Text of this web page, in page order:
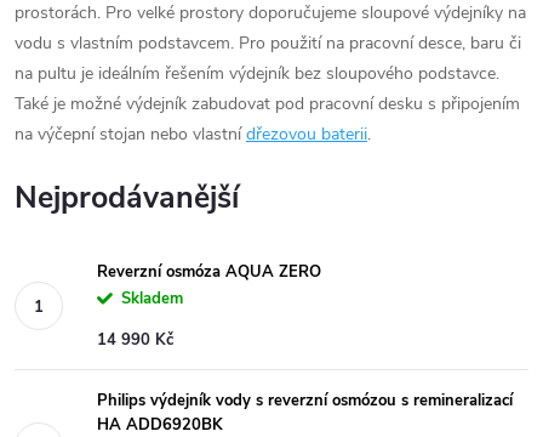
prostorách. Pro velké prostory doporučujeme sloupové výdejníky na
vodu s vlastním podstavcem. Pro použití na pracovní desce, baru či
na pultu je ideálním řešením výdejník bez sloupového podstavce.
Také je možné výdejník zabudovat pod pracovní desku s připojením
na výčepní stojan nebo vlastnídřezovou baterii.
Nejprodávanější
Reverzní osmóza AQUA ZERO
Skladem
14 990 Kč
Philips výdejník vody s reverzní osmózou s remineralizací
HA ADD6920BK